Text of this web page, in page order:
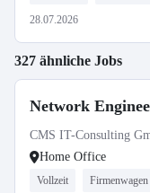
28.07.2026
327 ähnliche Jobs
Network
CMS IT-Consulting
Home Office
Vollzeit Firmenwagen